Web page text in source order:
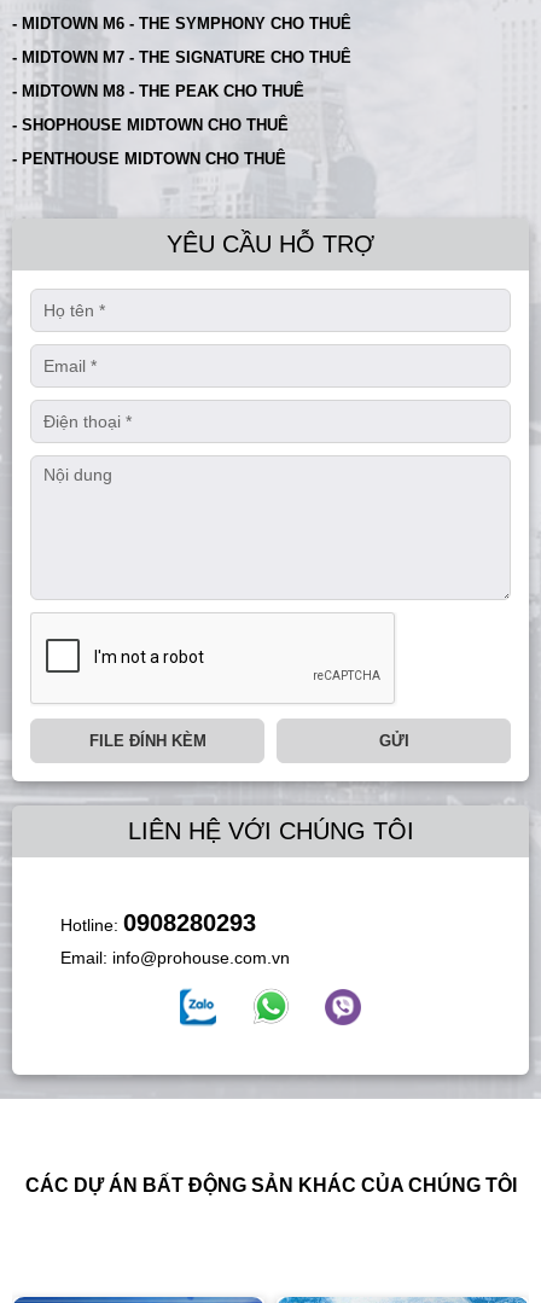
- MIDTOWN M6 - THE SYMPHONY CHO THUÊ
- MIDTOWN M7 - THE SIGNATURE CHO THUÊ
- MIDTOWN M8 - THE PEAK CHO THUÊ
- SHOPHOUSE MIDTOWN CHO THUÊ
- PENTHOUSE MIDTOWN CHO THUÊ
YÊU CẦU HỖ TRỢ
FILE ĐÍNH KÈM GỬI
LIÊN HỆ VỚI CHÚNG TÔI
Hotline: 0908280293
Email: info@prohouse.com.vn
CÁC DỰ ÁN BẤT ĐỘNG SẢN KHÁC CỦA CHÚNG TÔI